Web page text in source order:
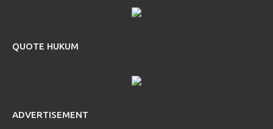
QUOTE HUKUM
ADVERTISEMENT